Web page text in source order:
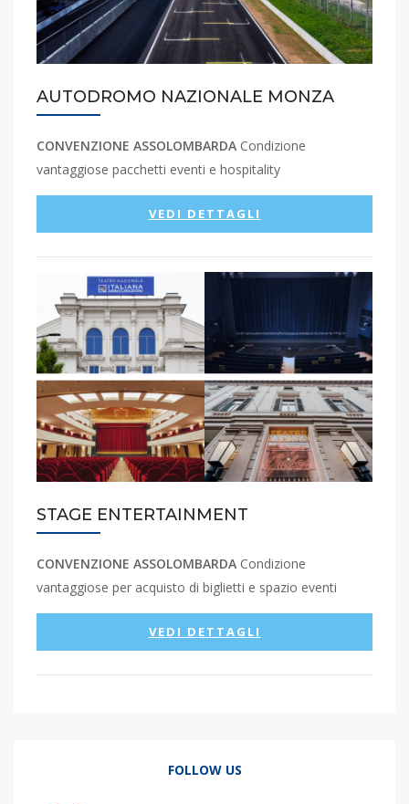
AUTODROMO NAZIONALE MONZA
CONVENZIONE ASSOLOMBARDA Condizione
vantaggiose pacchetti eventi e hospitality
VEDI DETTAGLI
STAGE ENTERTAINMENT
CONVENZIONE ASSOLOMBARDA Condizione
vantaggiose per acquisto di biglietti e spazio eventi
VEDI DETTAGLI
FOLLOW US